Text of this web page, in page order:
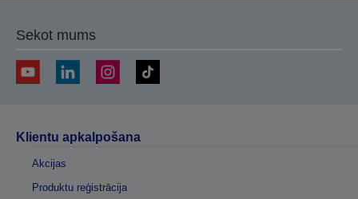
Sekot mums
Klientu apkalpošana
Akcijas
Produktu reģistrācija